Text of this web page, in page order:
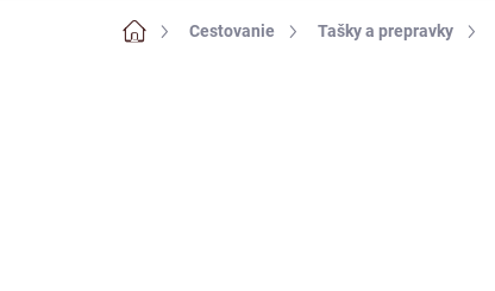
DomovCestovanie Tašky a prepravky